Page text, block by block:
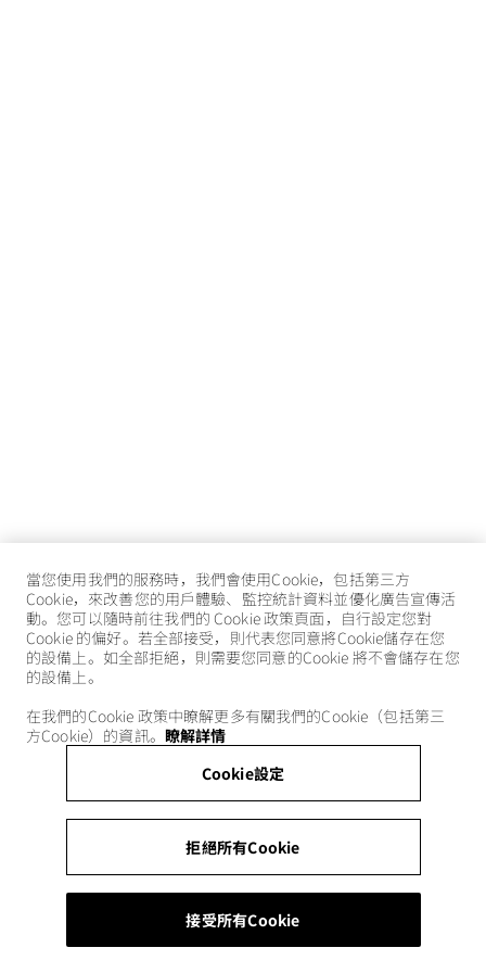
當您使用我們的服務時，我們會使用Cookie，包括第三方
Cookie，來改善您的用戶體驗、監控統計資料並優化廣告宣傳活
動。您可以隨時前往我們的 Cookie 政策頁面，自行設定您對
Cookie 的偏好。若全部接受，則代表您同意將Cookie儲存在您
的設備上。如全部拒絕，則需要您同意的Cookie 將不會儲存在您
的設備上。
在我們的Cookie 政策中瞭解更多有關我們的Cookie（包括第三
方Cookie）的資訊。 瞭解詳情
Cookie設定
拒絕所有Cookie
接受所有Cookie